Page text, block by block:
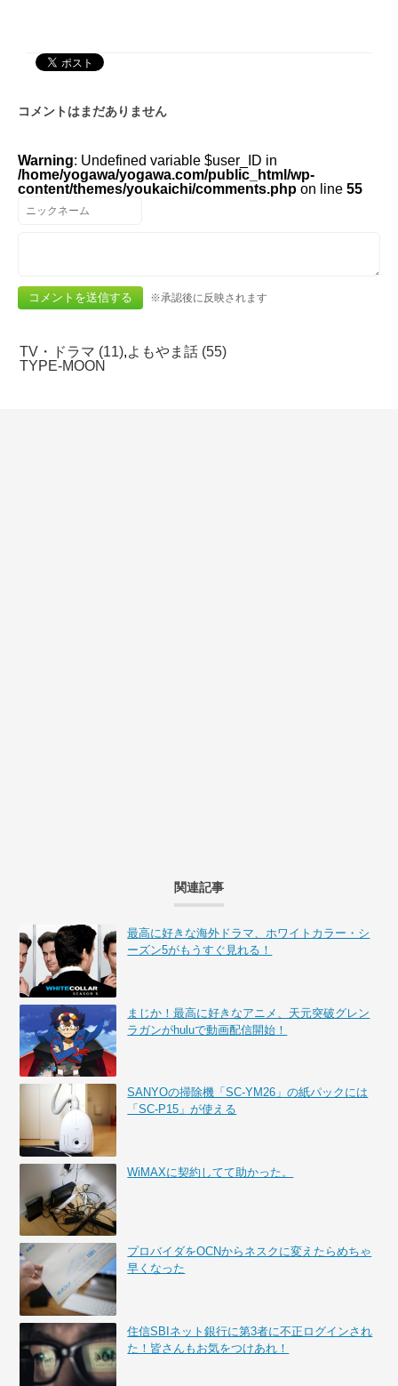
コメントはまだありません
Warning: Undefined variable $user_ID in
/home/yogawa/yogawa.com/public_html/wp-
content/themes/youkaichi/comments.php on line 55
※承認後に反映されます
TV・ドラマ (11),よもやま話 (55)
TYPE-MOON
関連記事
最高に好きな海外ドラマ、ホワイトカラー・シ
ーズン5がもうすぐ見れる！
まじか！最高に好きなアニメ、天元突破グレン
ラガンがhuluで動画配信開始！
SANYOの掃除機「SC-YM26」の紙パックには
「SC-P15」が使える
WiMAXに契約してて助かった。
プロバイダをOCNからネスクに変えたらめちゃ
早くなった
住信SBIネット銀行に第3者に不正ログインされ
た！皆さんもお気をつけあれ！